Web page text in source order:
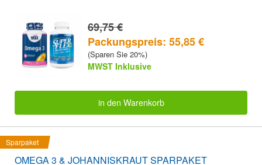
69,75 €
Packungspreis: 55,85 €
(Sparen Sie 20%)
MWST Inklusive
in den Warenkorb
Sparpaket
OMEGA 3 & JOHANNISKRAUT SPARPAKET